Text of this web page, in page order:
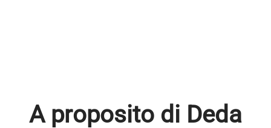
A proposito di Deda